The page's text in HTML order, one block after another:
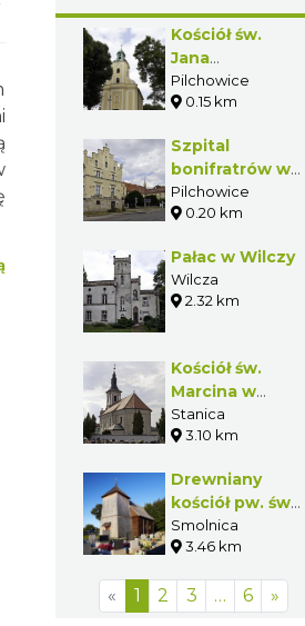
Kościół św.
Jana
Chrzciciela w
Pilchowicach
Pilchowice
0.15 km
Szpital
bonifratrów w
Pilchowicach
Pilchowice
0.20 km
Pałac w Wilczy
Wilcza
2.32 km
Kościół św.
Marcina w
Stanicy
Stanica
3.10 km
Drewniany
kościół pw. św.
Bartłomieja w
Smolnicy
Smolnica
3.46 km
« 1 2 3 … 6 »